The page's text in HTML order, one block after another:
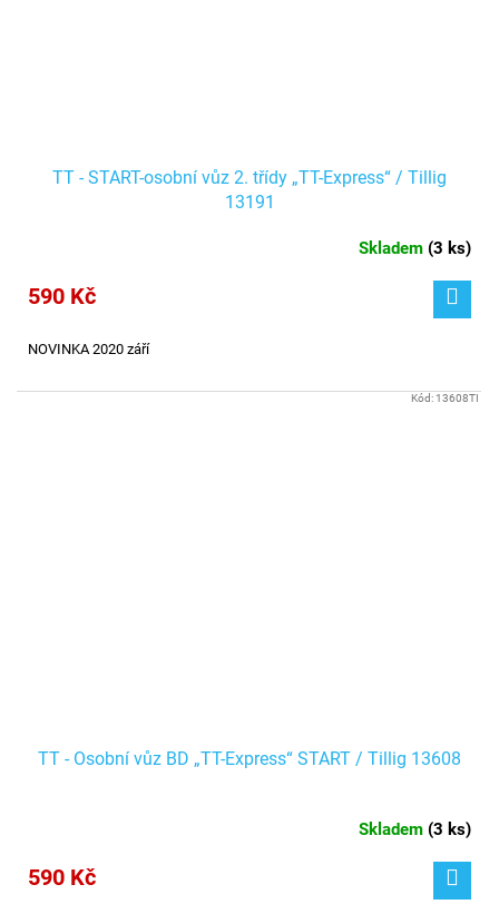
TT - START-osobní vůz 2. třídy „TT-Express“ / Tillig
13191
Skladem (3 ks)
590 Kč
NOVINKA 2020 září
TT - Osobní vůz BD „TT-Express“ START / Tillig 13608
Skladem (3 ks)
590 Kč
Kód: 13608TI